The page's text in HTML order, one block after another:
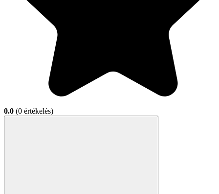
0.0 (0 értékelés)